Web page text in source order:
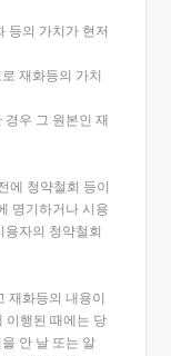
등의 가치가 현저
재화등의 가치
우 그 원본인 재
에 청약철회 등이
명기하거나 시용
자의 청약철회
화등의 내용이
이행된 때에는 당
안 날 또는 알